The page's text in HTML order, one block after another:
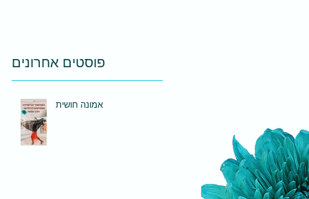
פוסטים אחרונים
אמונה חושית